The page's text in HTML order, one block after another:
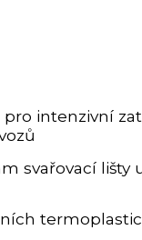
pro intenzivní
svařovací lišty